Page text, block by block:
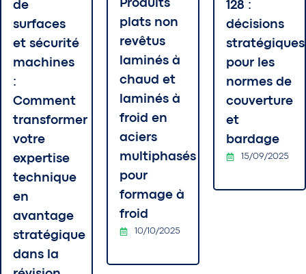
de
surfaces
et sécurité
machines
:
Comment
transformer
votre
expertise
technique
en
avantage
stratégique
dans la
Produits
plats non
revêtus
laminés à
chaud et
laminés à
froid en
aciers
multiphasés
pour
formage à
froid
10/10/2025
128 :
décisions
stratégiques
pour les
normes de
couverture
et
bardage
15/09/2025